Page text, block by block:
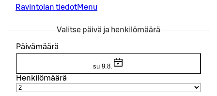
Ravintolan tiedotMenu
Valitse päivä ja henkilömäärä
Päivämäärä
su 9.8.
Henkilömäärä